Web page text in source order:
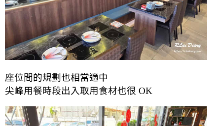
座位間的規劃也相當適中
尖峰用餐時段出入取用食材也很 OK